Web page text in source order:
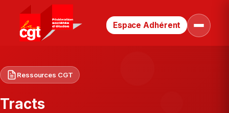
Retour
d’accueil
Espace Adhérent
Ouvrir
le
Ressources CGT
Tracts